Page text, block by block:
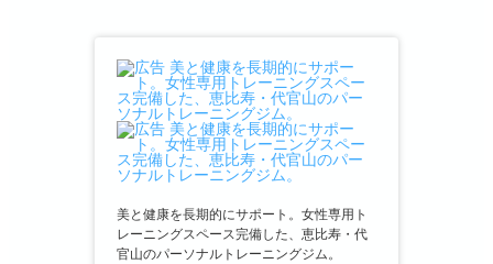
美と健康を長期的にサポート。女性専用ト
レーニングスペース完備した、恵比寿・代
官山のパーソナルトレーニングジム。